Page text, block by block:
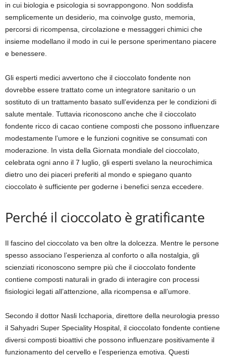
in cui biologia e psicologia si sovrappongono. Non soddisfa
semplicemente un desiderio, ma coinvolge gusto, memoria,
percorsi di ricompensa, circolazione e messaggeri chimici che
insieme modellano il modo in cui le persone sperimentano piacere
e benessere.
Gli esperti medici avvertono che il cioccolato fondente non
dovrebbe essere trattato come un integratore sanitario o un
sostituto di un trattamento basato sull’evidenza per le condizioni di
salute mentale. Tuttavia riconoscono anche che il cioccolato
fondente ricco di cacao contiene composti che possono influenzare
modestamente l’umore e le funzioni cognitive se consumati con
moderazione. In vista della Giornata mondiale del cioccolato,
celebrata ogni anno il 7 luglio, gli esperti svelano la neurochimica
dietro uno dei piaceri preferiti al mondo e spiegano quanto
cioccolato è sufficiente per goderne i benefici senza eccedere.
Perché il cioccolato è gratificante
Il fascino del cioccolato va ben oltre la dolcezza. Mentre le persone
spesso associano l’esperienza al conforto o alla nostalgia, gli
scienziati riconoscono sempre più che il cioccolato fondente
contiene composti naturali in grado di interagire con processi
fisiologici legati all’attenzione, alla ricompensa e all’umore.
Secondo il dottor Nasli Icchaporia, direttore della neurologia presso
il Sahyadri Super Speciality Hospital, il cioccolato fondente contiene
diversi composti bioattivi che possono influenzare positivamente il
funzionamento del cervello e l’esperienza emotiva. Questi